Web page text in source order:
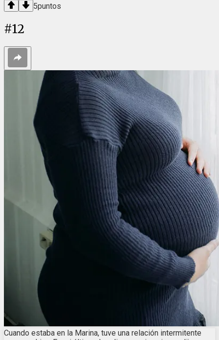
5puntos
#12
Cuando estaba en la Marina, tuve una relación intermitente